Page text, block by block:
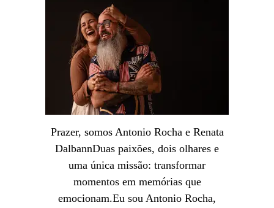
Prazer, somos Antonio Rocha e Renata
DalbannDuas paixões, dois olhares e
uma única missão: transformar
momentos em memórias que
emocionam.Eu sou Antonio Rocha,